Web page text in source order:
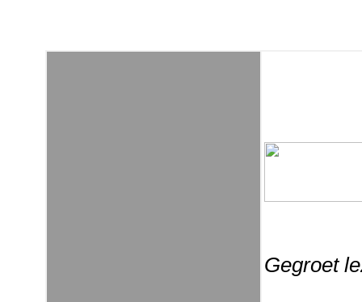
Gegroet